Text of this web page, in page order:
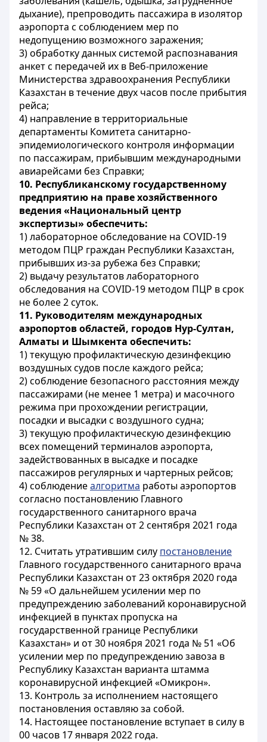
дыхание), препроводить пассажира в изолятор
аэропорта с соблюдением мер по
недопущению возможного заражения;
3) обработку данных системой распознавания
анкет с передачей их в Веб-приложение
Министерства здравоохранения Республики
Казахстан в течение двух часов после прибытия
рейса;
4) направление в территориальные
департаменты Комитета санитарно-
эпидемиологического контроля информации
по пассажирам, прибывшим международными
авиарейсами без Справки;
10. Республиканскому государственному
предприятию на праве хозяйственного
ведения «Национальный центр
экспертизы» обеспечить:
1) лабораторное обследование на COVID-19
методом ПЦР граждан Республики Казахстан,
прибывших из-за рубежа без Справки;
2) выдачу результатов лабораторного
обследования на COVID-19 методом ПЦР в срок
не более 2 суток.
11. Руководителям международных
аэропортов областей, городов Нур-Султан,
Алматы и Шымкента обеспечить:
1) текущую профилактическую дезинфекцию
воздушных судов после каждого рейса;
2) соблюдение безопасного расстояния между
пассажирами (не менее 1 метра) и масочного
режима при прохождении регистрации,
посадки и высадки с воздушного судна;
3) текущую профилактическую дезинфекцию
всех помещений терминалов аэропорта,
задействованных в высадке и посадке
пассажиров регулярных и чартерных рейсов;
4) соблюдениеалгоритма работы аэропортов
согласно постановлению Главного
государственного санитарного врача
Республики Казахстан от 2 сентября 2021 года
№ 38.
12. Считать утратившим силу постановление
Главного государственного санитарного врача
Республики Казахстан от 23 октября 2020 года
№ 59 «О дальнейшем усилении мер по
предупреждению заболеваний коронавирусной
инфекцией в пунктах пропуска на
государственной границе Республики
Казахстан» и от 30 ноября 2021 года № 51 «Об
усилении мер по предупреждению завоза в
Республику Казахстан варианта штамма
коронавирусной инфекцией «Омикрон».
13. Контроль за исполнением настоящего
постановления оставляю за собой.
14. Настоящее постановление вступает в силу в
00 часов 17 января 2022 года.